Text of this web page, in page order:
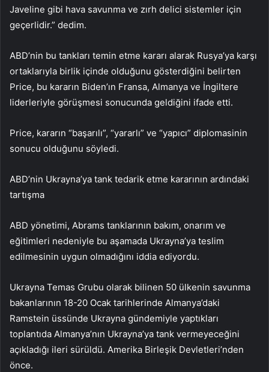
Javeline gibi hava savunma ve zırh delici sistemler için
geçerlidir.” dedim.
ABD’nin bu tankları temin etme kararı alarak Rusya’ya karşı
ortaklarıyla birlik içinde olduğunu gösterdiğini belirten
Price, bu kararın Biden’ın Fransa, Almanya ve İngiltere
liderleriyle görüşmesi sonucunda geldiğini ifade etti.
Price, kararın “başarılı”, “yararlı” ve “yapıcı” diplomasinin
sonucu olduğunu söyledi.
ABD’nin Ukrayna’ya tank tedarik etme kararının ardındaki
tartışma
ABD yönetimi, Abrams tanklarının bakım, onarım ve
eğitimleri nedeniyle bu aşamada Ukrayna’ya teslim
edilmesinin uygun olmadığını iddia ediyordu.
Ukrayna Temas Grubu olarak bilinen 50 ülkenin savunma
bakanlarının 18-20 Ocak tarihlerinde Almanya’daki
Ramstein üssünde Ukrayna gündemiyle yaptıkları
toplantıda Almanya’nın Ukrayna’ya tank vermeyeceğini
açıkladığı ileri sürüldü. Amerika Birleşik Devletleri’nden
önce.